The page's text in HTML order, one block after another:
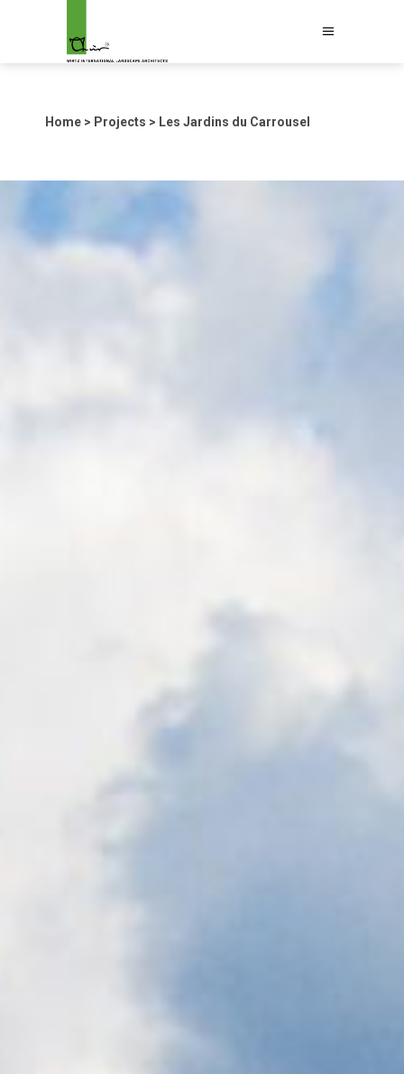
Home > Projects > Les Jardins du Carrousel